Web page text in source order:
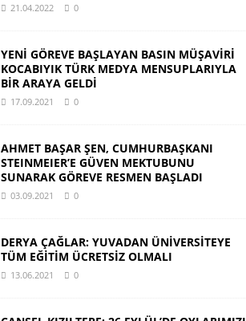
21.04.2022 0
YENİ GÖREVE BAŞLAYAN BASIN MÜŞAVİRİ
KOCABIYIK TÜRK MEDYA MENSUPLARIYLA
BİR ARAYA GELDİ
17.09.2021 0
AHMET BAŞAR ŞEN, CUMHURBAŞKANI
STEINMEIER’E GÜVEN MEKTUBUNU
SUNARAK GÖREVE RESMEN BAŞLADI
03.09.2021 0
DERYA ÇAĞLAR: YUVADAN ÜNİVERSİTEYE
TÜM EĞİTİM ÜCRETSİZ OLMALI
13.06.2021 0